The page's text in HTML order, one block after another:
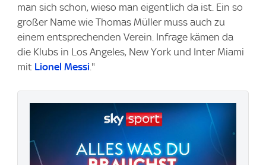
man sich schon, wieso man eigentlich da ist. Ein so
großer Name wie Thomas Müller muss auch zu
einem entsprechenden Verein. Infrage kämen da
die Klubs in Los Angeles, New York und Inter Miami
mit Lionel Messi ."